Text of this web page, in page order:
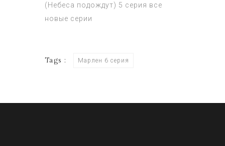
(Небеса подождут) 5 серия все
новые серии
Tags : Марлен 6 серия